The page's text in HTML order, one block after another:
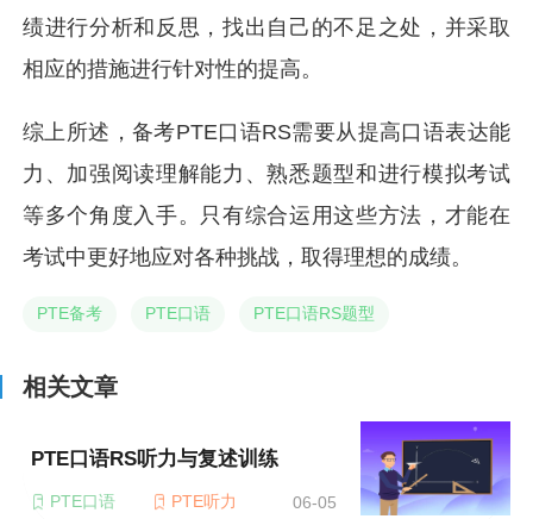
绩进行分析和反思，找出自己的不足之处，并采取
相应的措施进行针对性的提高。
综上所述，备考PTE口语RS需要从提高口语表达能
力、加强阅读理解能力、熟悉题型和进行模拟考试
等多个角度入手。只有综合运用这些方法，才能在
考试中更好地应对各种挑战，取得理想的成绩。
PTE备考 PTE口语 PTE口语RS题型
相关文章
PTE口语RS听力与复述训练
PTE口语 PTE听力 06-05